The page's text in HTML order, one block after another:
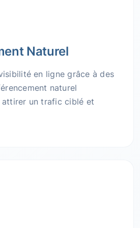
Naturel
en ligne grâce à des
naturel
attirer un trafic ciblé et